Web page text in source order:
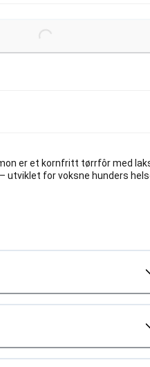
er et kornfritt tørrfôr med
utviklet for voksne hunders
Loading...